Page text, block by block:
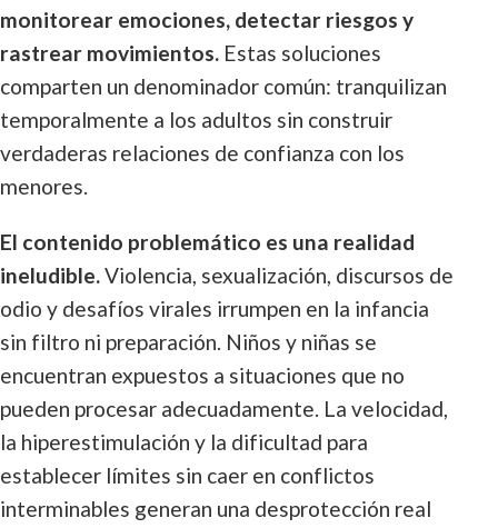
monitorear emociones, detectar riesgos y
rastrear movimientos. Estas soluciones
comparten un denominador común: tranquilizan
temporalmente a los adultos sin construir
verdaderas relaciones de confianza con los
menores.
El contenido problemático es una realidad
ineludible.Violencia, sexualización, discursos de
odio y desafíos virales irrumpen en la infancia
sin filtro ni preparación. Niños y niñas se
encuentran expuestos a situaciones que no
pueden procesar adecuadamente. La velocidad,
la hiperestimulación y la dificultad para
establecer límites sin caer en conflictos
interminables generan una desprotección real